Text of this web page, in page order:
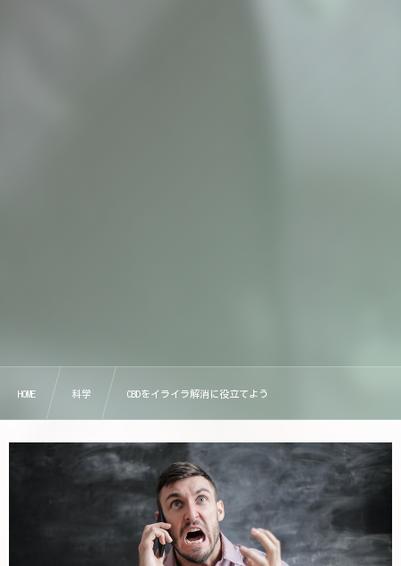
HOME 科学 CBDをイライラ解消に役立てよう